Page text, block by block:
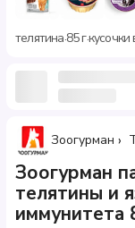
телятина·85 г·кусочки
Зоогурман
Зоогурман
телятины и
иммунитета